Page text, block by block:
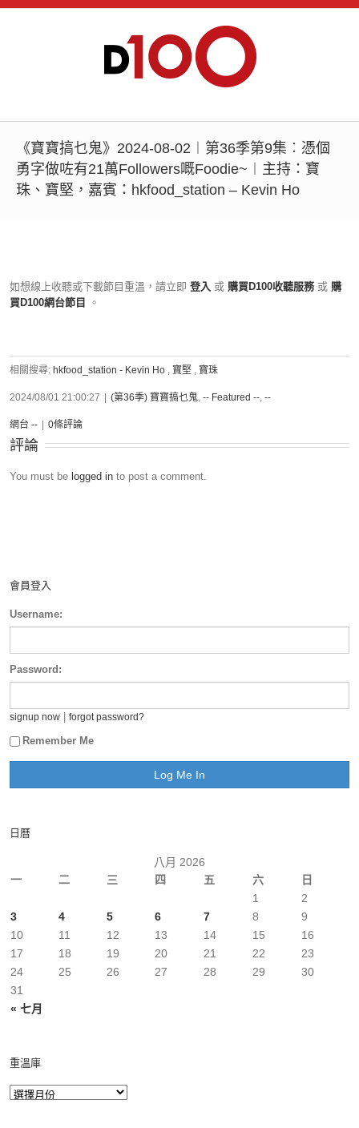
《寶寶搞乜鬼》2024-08-02︱第36季第9集︰憑個
勇字做咗有21萬Followers嘅Foodie~︱主持：寶
珠、寶堅，嘉賓：hkfood_station – Kevin Ho
如想線上收聽或下載節目重溫，請立即 登入 或 購買D100收聽服務 或 購
買D100網台節目
。
相關搜尋: hkfood_station - Kevin Ho , 寶堅 , 寶珠
2024/08/01 21:00:27 (第36季) 寶寶搞乜鬼, -- Featured --, --
網台 -- 0條評論
評論
You must be logged in to post a comment.
會員登入
Username:
Password:
signup now forgot password?
Remember Me
日曆
八月 2026
一
二 三 四 五 六 日
« 七月
1
2
3
4 5 6 7 8
9
10
11 12 13 14 15
16
17
18 19 20 21 22
23
24
25 26 27 28 29
30
31
重溫庫